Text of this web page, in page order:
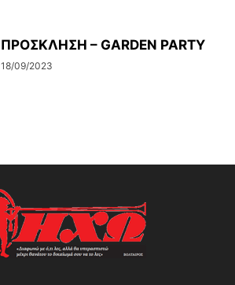
ΠΡΟΣΚΛΗΣΗ – GARDEN PARTY
18/09/2023